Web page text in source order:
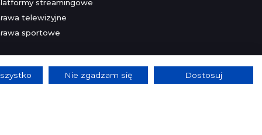
streamingowe
telewizyjne
sportowe
Nie zgadzam się Dostosuj